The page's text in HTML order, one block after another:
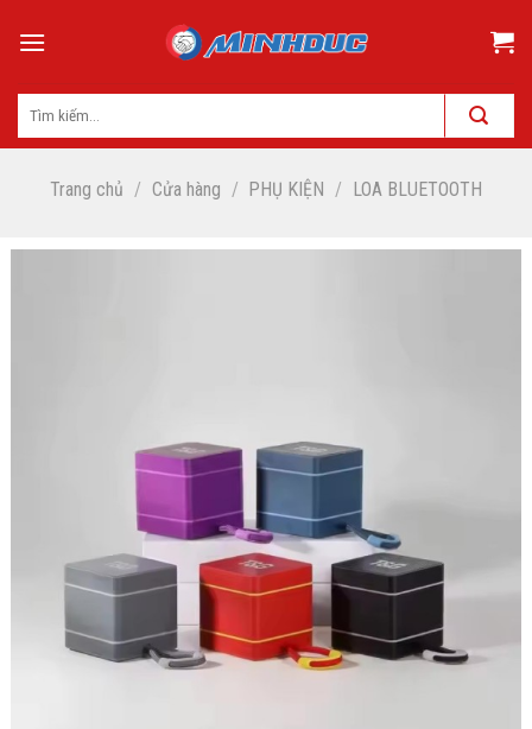
Trang chủ / Cửa hàng / PHỤ KIỆN / LOA BLUETOOTH